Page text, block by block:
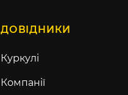
ДОВІДНИКИ
Куркулі
Компанії